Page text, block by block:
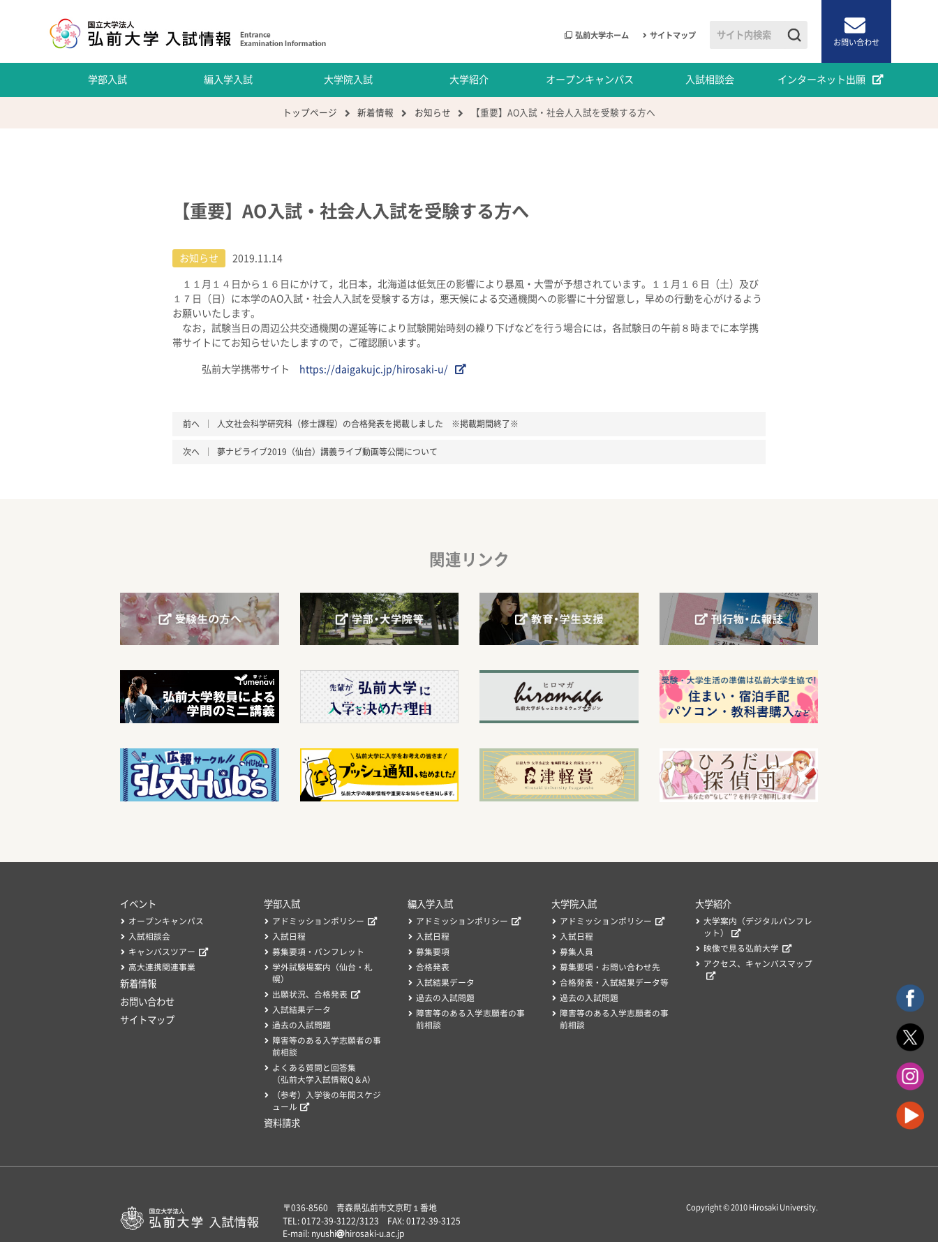
弘前大学ホーム
サイトマップ
お問い合わせ
学部入試 編入学入試 大学院入試 大学紹介 オープンキャンパス 入試相談会 インターネット出願
トップページ 新着情報 お知らせ 【重要】AO入試・社会人入試を受験する方へ
【重要】AO入試・社会人入試を受験する方へ
お知らせ 2019.11.14
１１月１４日から１６日にかけて，北日本，北海道は低気圧の影響により暴風・大雪が予想されています。１１月１６日（土）及び
１７日（日）に本学のAO入試・社会人入試を受験する方は，悪天候による交通機関への影響に十分留意し，早めの行動を心がけるよう
お願いいたします。
なお，試験当日の周辺公共交通機関の遅延等により試験開始時刻の繰り下げなどを行う場合には，各試験日の午前８時までに本学携
帯サイトにてお知らせいたしますので，ご確認願います。
弘前大学携帯サイト https://daigakujc.jp/hirosaki-u/
前へ 人文社会科学研究科（修士課程）の合格発表を掲載しました ※掲載期間終了※
次へ 夢ナビライブ2019（仙台）講義ライブ動画等公開について
関連リンク
イベント
オープンキャンパス
入試相談会
キャンパスツアー
高大連携関連事業
新着情報
お問い合わせ
サイトマップ
学部入試
アドミッションポリシー
学外試験場案内（仙台・札
幌）
入試日程
募集要項・パンフレット
出願状況、合格発表
入試結果データ
過去の入試問題
障害等のある入学志願者の事
前相談
よくある質問と回答集
（弘前大学入試情報Q＆A）
（参考）入学後の年間スケジ
ュール
資料請求
編入学入試
アドミッションポリシー
入試日程
募集要項
合格発表
入試結果データ
過去の入試問題
障害等のある入学志願者の事
前相談
大学院入試
アドミッションポリシー
入試日程
募集人員
募集要項・お問い合わせ先
合格発表・入試結果データ等
過去の入試問題
障害等のある入学志願者の事
前相談
大学紹介
大学案内（デジタルパンフレ
ット）
映像で見る弘前大学
アクセス、キャンパスマップ
〒036-8560 青森県弘前市文京町１番地
TEL: 0172-39-3122/3123 FAX: 0172-39-3125
E-mail: nyushi
hirosaki-u.ac.jp
Copyright © 2010 Hirosaki University